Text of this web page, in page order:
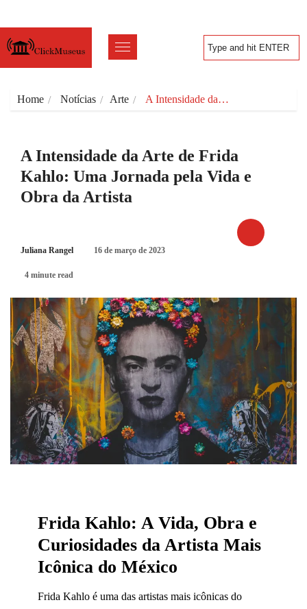
Home Notícias Arte A Intensidade da…
A Intensidade da Arte de Frida
Kahlo: Uma Jornada pela Vida e
Obra da Artista
Juliana Rangel 16 de março de 2023
4 minute read
Frida Kahlo: A Vida, Obra e
Curiosidades da Artista Mais
Icônica do México
Frida Kahlo é uma das artistas mais icônicas do